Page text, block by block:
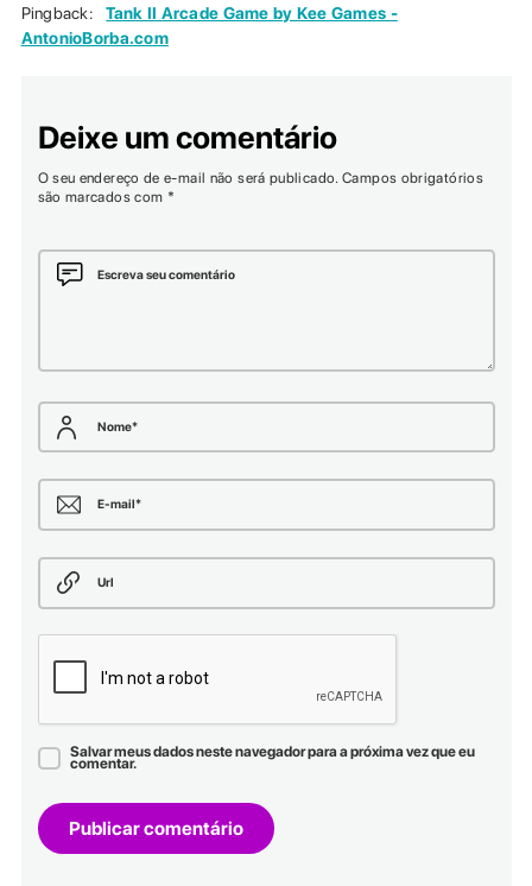
Pingback:
Tank II Arcade Game by Kee Games -
AntonioBorba.com
Deixe um comentário
O seu endereço de e-mail não será publicado. Campos obrigatórios
são marcados com *
Escreva seu comentário
Nome*
E-mail*
Url
Salvar meus dados neste navegador para a próxima vez que eu
comentar.